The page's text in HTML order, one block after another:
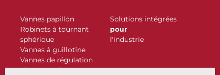
Vannes papillon
Robinets à tournant
sphérique
Vannes à guillotine
Vannes de régulation
Clapets antiretour
Solutions intégrées
pour
l'industrie